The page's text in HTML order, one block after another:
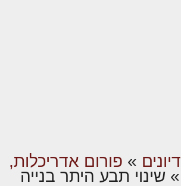
דיונים » פורום אדריכלות,
» שינוי תבע היתר בנייה